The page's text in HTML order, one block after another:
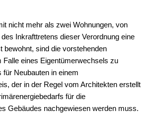
nicht mehr als zwei Wohnungen, von
Inkrafttretens dieser Verordnung eine
bewohnt, sind die vorstehenden
Falle eines Eigentümerwechsels zu
Neubauten in einem
der in der Regel vom Architekten erstellt
für die
Gebäudes nachgewiesen werden muss.